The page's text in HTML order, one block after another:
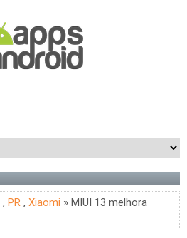
, PR , Xiaomi » MIUI 13 melhora